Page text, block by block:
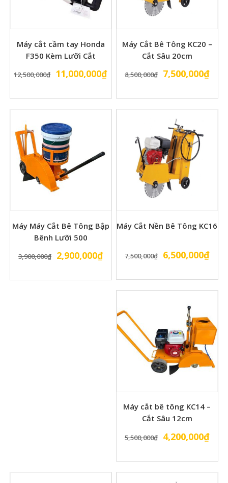
Máy cắt cầm tay Honda
F350 Kèm Lưỡi Cắt
12,500,000₫ Giá
là:
12,500,000₫.
11,000,000₫Giá
tại
là:
Máy Cắt Bê Tông KC20 –
Cắt Sâu 20cm
8,500,000₫
Giá
là:
8,500,000₫.
7,500,000₫Giá
tại
là:
Máy Máy Cắt Bê Tông Bập
Bênh Lưỡi 500
3,900,000₫
Giá
là:
2,900,000₫Giá
tại
Máy Cắt Nền Bê Tông KC16
7,500,000₫
Giá
là:
7,500,000₫.
6,500,000₫Giá
tại
là:
Máy cắt bê tông KC14 –
Cắt Sâu 12cm
5,500,000₫
Giá
là:
5,500,000₫.
4,200,000₫Giá
tại
là: